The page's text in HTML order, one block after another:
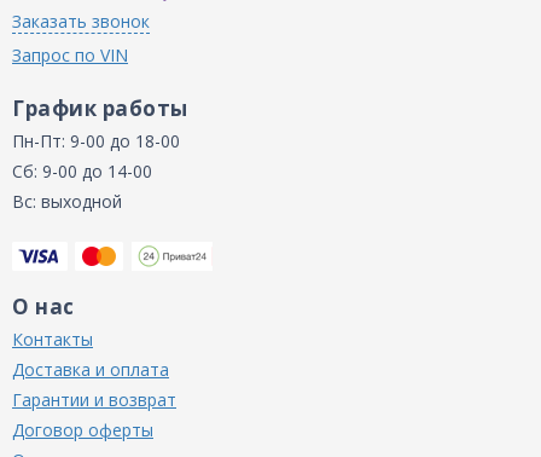
Заказать звонок
Запрос по VIN
График работы
Пн-Пт: 9-00 до 18-00
Сб: 9-00 до 14-00
Вс: выходной
О нас
Контакты
Доставка и оплата
Гарантии и возврат
Договор оферты